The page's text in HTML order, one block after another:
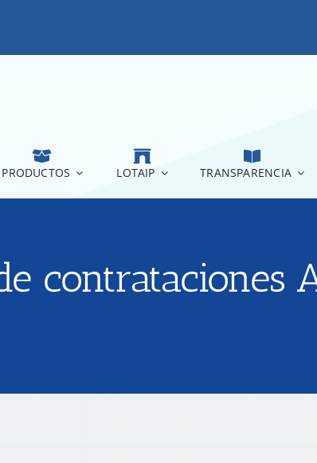
PRODUCTOS LOTAIP TRANSPARENCIA
contrataciones